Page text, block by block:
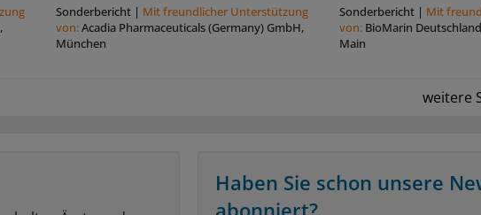
Sonderbericht| Mit freundlicher Unterstützung
von:Acadia Pharmaceuticals (Germany) GmbH,
München
Sonderbericht| Mit
von: BioMarin
Main
weitere
Haben Sie schon unsere
abonniert?